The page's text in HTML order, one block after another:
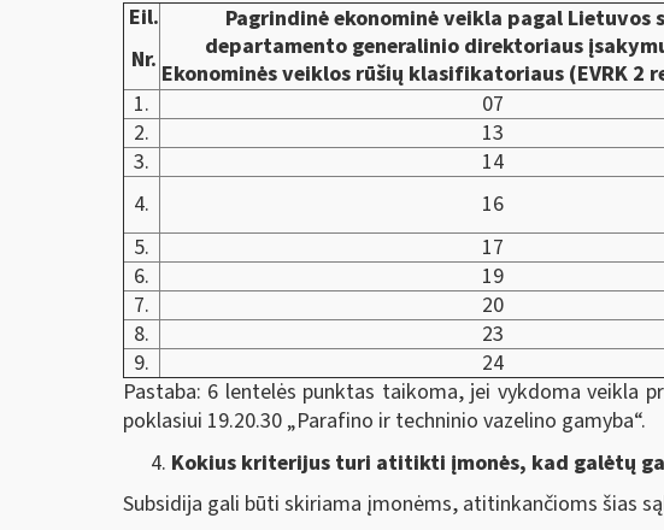
Eil.
Nr.
Pagrindinė ekonominė veikla pagal
departamento generalinio direktoriaus
Ekonominės veiklos rūšių klasifikatoriaus (EVRK 2
1.
07
2.
13
3.
14
4.
16
5.
17
6.
19
7.
20
8.
23
9.
24
Pastaba: 6 lentelės punktas taikoma, jei vykdoma veikla
poklasiui 19.20.30 „Parafino ir techninio vazelino gamyba“.
Kokius kriterijus turi atitikti įmonės, kad galėtų
Subsidija gali būti skiriama įmonėms, atitinkančioms šias